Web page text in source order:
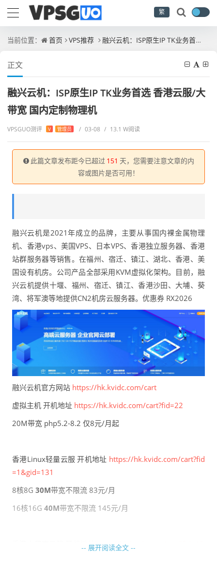
繁
当前位置： 首页 VPS推荐 融兴云机：ISP原生IP TK业务首选 香港云服/大带宽 国内定制物理机
正文
融兴云机：ISP原生IP TK业务首选 香港云服/大
带宽 国内定制物理机
VPSGUO测评 V 管理员 / 03-08 / 13.1 W阅读
此篇文章发布距今已超过 151 天，您需要注意文章的内
容或图片是否可用！
融兴云机是2021年成立的品牌，主要从事国内裸金属物理
机、香港vps、美国VPS、日本VPS、香港独立服务器、香港
站群服务器等销售。在福州、宿迁、镇江、湖北、香港、美
国设有机房。公司产品全部采用KVM虚拟化架构。目前，融
兴云机提供十堰、福州、宿迁、镇江、香港沙田、大埔、葵
湾、将军澳等地提供CN2机房云服务器。优惠券 RX2026
融兴云机官方网站 https://hk.kvidc.com/cart
虚拟主机 开机地址 https://hk.kvidc.com/cart?fid=22
20M带宽 php5.2-8.2 仅8元/月起
香港Linux轻量云服 开机地址 https://hk.kvidc.com/cart?fid
=1&gid=131
8核8G 30M带宽不限流 83元/月
16核16G 40M带宽不限流 145元/月
香港大带宽云服 开机地址https://hk.kvidc.com/cart?fid=1&
-- 展开阅读全文 --